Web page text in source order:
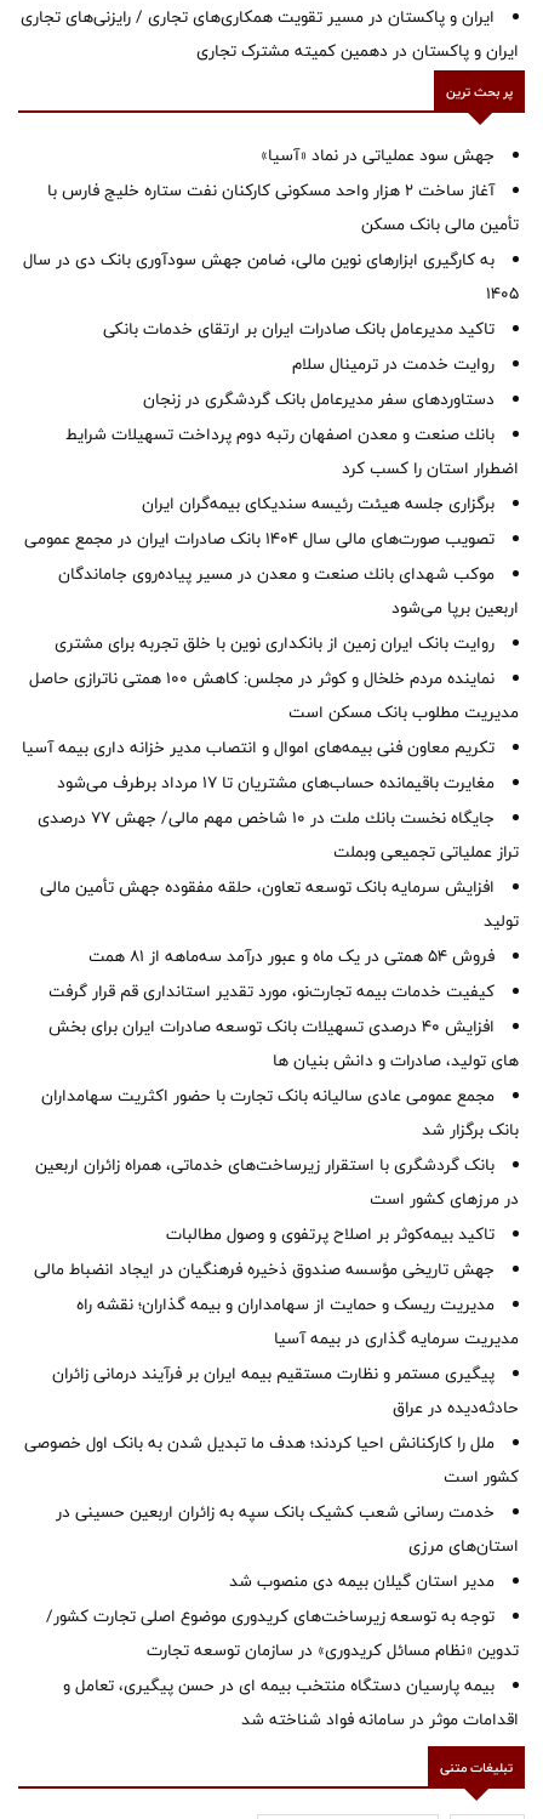
ایران و پاکستان در مسیر تقویت همکاری‌های تجاری / رایزنی‌های تجاری
ایران و پاکستان در دهمین کمیته مشترک تجاری
پر بحث ترین
جهش سود عملیاتی در نماد «آسیا»
آغاز ساخت ۲ هزار واحد مسکونی کارکنان نفت ستاره خلیج فارس با
تأمین مالی بانک مسکن
به کارگیری ابزارهای نوین مالی، ضامن جهش سودآوری بانک دی در سال
1405
تاکید مدیرعامل بانک صادرات ایران بر ارتقای خدمات بانکی
روایت خدمت در ترمینال سلام
دستاوردهای سفر مدیرعامل بانک گردشگری در زنجان
بانك صنعت و معدن اصفهان رتبه دوم پرداخت تسهیلات شرایط
اضطرار استان را كسب كرد
برگزاری جلسه هیئت رئیسه سندیکای بیمه‌گران ایران
تصویب صورت‌های مالی سال ۱۴۰۴ بانک صادرات ایران در مجمع عمومی
موكب شهدای بانك صنعت و معدن در مسیر پیاده‌روی جاماندگان
اربعین برپا می‌شود
روایت بانک ایران زمین از بانکداری نوین با خلق تجربه برای مشتری
نماینده مردم خلخال و کوثر در مجلس: کاهش ۱۰۰ همتی ناترازی حاصل
مدیریت مطلوب بانک مسکن است
تکریم معاون فنی بیمه‌های اموال و انتصاب مدیر خزانه داری بیمه آسیا
مغایرت‌ باقیمانده حساب‌های مشتریان تا ۱۷ مرداد برطرف می‌شود
جایگاه نخست بانك ملت در 10 شاخص مهم مالی/ جهش 77 درصدی
تراز عملیاتی تجمیعی وبملت
افزایش سرمایه بانک توسعه تعاون، حلقه مفقوده جهش تأمین مالی
تولید
فروش 54 همتی در یک ماه و عبور درآمد سه‌ماهه از 81 همت
کیفیت خدمات بیمه تجارت‌نو، مورد تقدیر استانداری قم قرار گرفت
افزایش 40 درصدی تسهیلات بانک توسعه صادرات ایران برای بخش
های تولید، صادرات و دانش بنیان ها
مجمع عمومی عادی سالیانه بانک تجارت با حضور اکثریت سهامداران
بانک برگزار شد
بانک گردشگری با استقرار زیرساخت‌های خدماتی، همراه زائران اربعین
در مرزهای کشور است
تاکید بیمه‌کوثر بر اصلاح پرتفوی و وصول مطالبات ‌
جهش تاریخی مؤسسه صندوق ذخیره فرهنگیان در ایجاد انضباط مالی
مدیریت ریسک و حمایت از سهامداران و بیمه گذاران؛ نقشه راه
مدیریت سرمایه گذاری در بیمه آسیا
پیگیری مستمر و نظارت مستقیم بیمه ایران بر فرآیند درمانی زائران
حادثه‌دیده در عراق
ملل را کارکنانش احیا کردند؛ هدف ما تبدیل شدن به بانک اول خصوصی
کشور است
خدمت رسانی شعب کشیک بانک سپه به زائران اربعین حسینی در
استان‌‌های مرزی
‌مدیر استان گیلان بیمه دی منصوب شد
توجه به توسعه زیرساخت‌های کریدوری موضوع اصلی تجارت کشور/
تدوین «نظام مسائل کریدوری» در سازمان توسعه تجارت
بیمه پارسیان دستگاه منتخب بیمه ای در حسن پیگیری، تعامل و
اقدامات موثر در سامانه فواد شناخته شد
تبلیغات متنی